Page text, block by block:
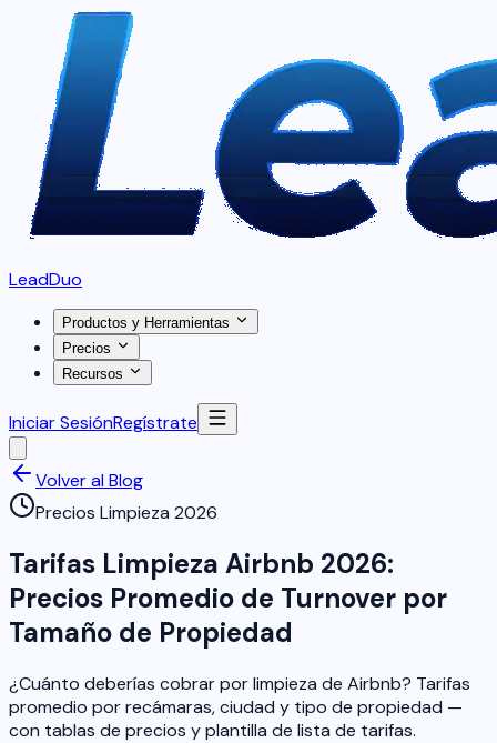
LeadDuo
Productos y Herramientas
Precios
Recursos
Iniciar SesiónRegístrate
Volver al Blog
Precios Limpieza 2026
Tarifas Limpieza Airbnb 2026:
Precios Promedio de Turnover por
Tamaño de Propiedad
¿Cuánto deberías cobrar por limpieza de Airbnb? Tarifas
promedio por recámaras, ciudad y tipo de propiedad —
con tablas de precios y plantilla de lista de tarifas.